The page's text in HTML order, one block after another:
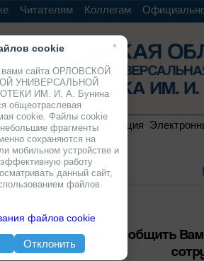
Читателям Коллегам
Электронная коллекция
Мы рады сообщить Вам,
×
cookie
вами сайта ОРЛОВСКОЙ
УНИВЕРСАЛЬНОЙ
ИМ. И. А. Бунина
общеотраслевая
cookie. Файлы cookie
фрагменты
сохраняются на
мобильном устройстве и
работу
данный сайт,
файлов
файлов cookie
Отклонить